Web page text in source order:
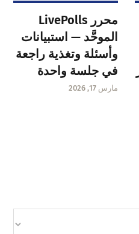
محرر LivePolls
الموحَّد — استبيانات
وأسئلة وتغذية راجعة
في جلسة واحدة
مارس 17, 2026